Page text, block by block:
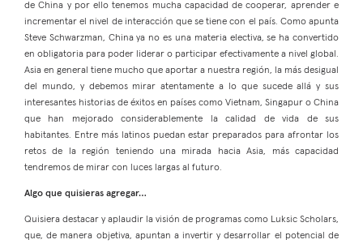
de China y por ello tenemos mucha capacidad de cooperar, aprender e
incrementar el nivel de interacción que se tiene con el país. Como apunta
Steve Schwarzman, China ya no es una materia electiva, se ha convertido
en obligatoria para poder liderar o participar efectivamente a nivel global.
Asia en general tiene mucho que aportar a nuestra región, la más desigual
del mundo, y debemos mirar atentamente a lo que sucede allá y sus
interesantes historias de éxitos en países como Vietnam, Singapur o China
que han mejorado considerablemente la calidad de vida de sus
habitantes. Entre más latinos puedan estar preparados para afrontar los
retos de la región teniendo una mirada hacia Asia, más capacidad
tendremos de mirar con luces largas al futuro.
Algo que quisieras agregar…
Quisiera destacar y aplaudir la visión de programas como Luksic Scholars,
que, de manera objetiva, apuntan a invertir y desarrollar el potencial de